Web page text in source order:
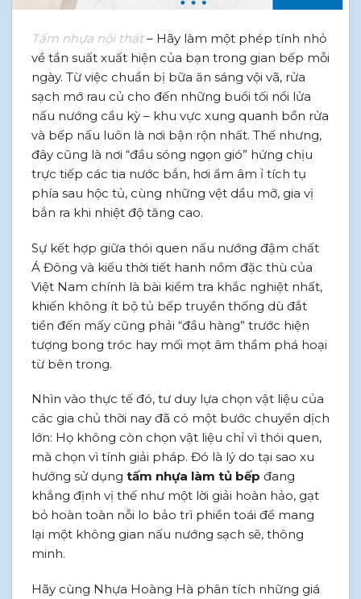
Tấm nhựa nội thất– Hãy làm một phép tính nhỏ
về tần suất xuất hiện của bạn trong gian bếp mỗi
ngày. Từ việc chuẩn bị bữa ăn sáng vội vã, rửa
sạch mớ rau củ cho đến những buổi tối nổi lửa
nấu nướng cầu kỳ – khu vực xung quanh bồn rửa
và bếp nấu luôn là nơi bận rộn nhất. Thế nhưng,
đây cũng là nơi “đầu sóng ngọn gió” hứng chịu
trực tiếp các tia nước bắn, hơi ẩm âm ỉ tích tụ
phía sau hộc tủ, cùng những vệt dầu mỡ, gia vị
bắn ra khi nhiệt độ tăng cao.
Sự kết hợp giữa thói quen nấu nướng đậm chất
Á Đông và kiểu thời tiết hanh nồm đặc thù của
Việt Nam chính là bài kiểm tra khắc nghiệt nhất,
khiến không ít bộ tủ bếp truyền thống dù đắt
tiền đến mấy cũng phải “đầu hàng” trước hiện
tượng bong tróc hay mối mọt âm thầm phá hoại
từ bên trong.
Nhìn vào thực tế đó, tư duy lựa chọn vật liệu của
các gia chủ thời nay đã có một bước chuyển dịch
lớn: Họ không còn chọn vật liệu chỉ vì thói quen,
mà chọn vì tính giải pháp. Đó là lý do tại sao xu
hướng sử dụng tấm nhựa làm tủ bếp đang
khẳng định vị thế như một lời giải hoàn hảo, gạt
bỏ hoàn toàn nỗi lo bảo trì phiền toái để mang
lại một không gian nấu nướng sạch sẽ, thông
minh.
Hãy cùng Nhựa Hoàng Hà phân tích những giá